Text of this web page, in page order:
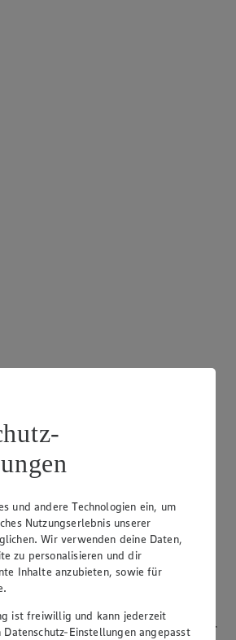
Sojamehl und Salz in der Schüssel
kurz mischen. Hefe in 300 ml (bei 4
Wasser auflösen. Hefemischung
geben. Öl in den Teig geben
Minuten kneten lassen, bis ein
Teig entsteht.
Schüssel nehmen. Die Arbeitsfläche mit
und den Teig darauf noch ein paar
und andere Technologien ein, um
Nutzungserlebnis unserer
Wir verwenden deine Daten,
zu personalisieren und dir
Inhalte anzubieten, sowie für
ist freiwillig und kann jederzeit
Einstellungen angepasst